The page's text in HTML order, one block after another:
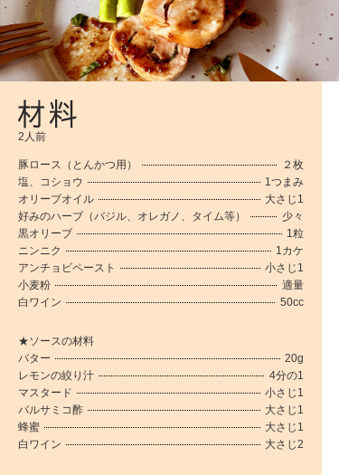
2人前
豚ロース（とんかつ用）
２枚
塩、コショウ
1つまみ
オリーブオイル
大さじ1
好みのハーブ（バジル、オレガノ、タイム等）
少々
黒オリーブ
1粒
ニンニク
1カケ
アンチョビペースト
小さじ1
小麦粉
適量
白ワイン
50cc
★ソースの材料
バター
20g
レモンの絞り汁
4分の1
マスタード
小さじ1
バルサミコ酢
大さじ1
蜂蜜
大さじ1
白ワイン
大さじ2